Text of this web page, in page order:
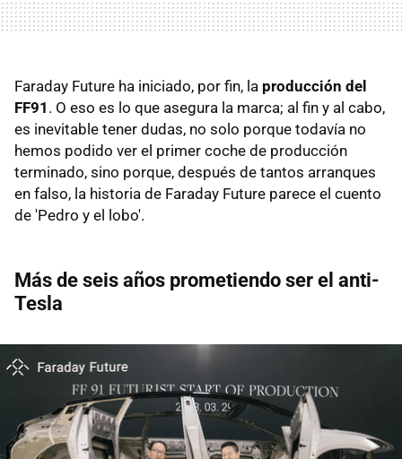
Faraday Future ha iniciado, por fin, la producción del
FF91 . O eso es lo que asegura la marca; al fin y al cabo,
es inevitable tener dudas, no solo porque todavía no
hemos podido ver el primer coche de producción
terminado, sino porque, después de tantos arranques
en falso, la historia de Faraday Future parece el cuento
de 'Pedro y el lobo'.
Más de seis años prometiendo ser el anti-
Tesla